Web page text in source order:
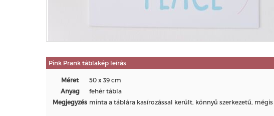
Pink Prank táblakép leírás
Méret
50 x 39 cm
Anyag
fehér tábla
Megjegyzés minta a táblára kasírozással került, könnyű szerkezetű,